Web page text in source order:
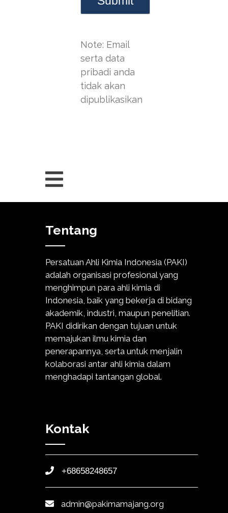
Note: Email
serta data
pribadi anda
tidak akan
dipublikasikan
Tentang
Persatuan Ahli Kimia Indonesia (PAKI)
adalah organisasi profesional yang
menghimpun para ahli kimia di
Indonesia, baik yang bekerja di bidang
akademik, industri, maupun penelitian.
PAKI didirikan dengan tujuan untuk
memajukan ilmu kimia dan
penerapannya, serta untuk menjalin
kolaborasi antar ahli kimia dalam
menghadapi tantangan global.
Kontak
+68658248657
admin@pakimamajang.org